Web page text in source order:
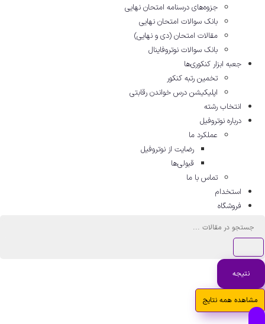
جزوه‌های درسنامه امتحان نهایی
بانک سوالات امتحان نهایی
مقالات امتحان (دی و نهایی)
بانک سوالات نوتروفاینال
جعبه ابزار کنکوری‌ها
تخمین رتبه کنکور
اپلیکیشن درس خواندن رقابتی
انتخاب رشته
درباره نوتروفیل
عملکرد ما
رضایت از نوتروفیل
قبولی‌ها
تماس با ما
استخدام
فروشگاه
نتیجه
مشاهده همه نتایج